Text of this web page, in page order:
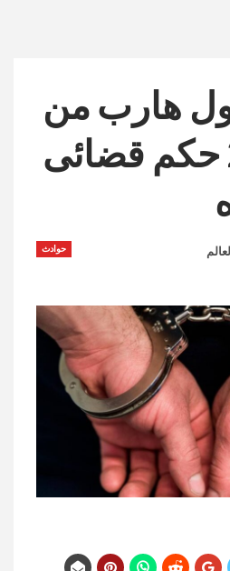
هارب من
تنفيذ 287 حكم قضائى
حوادث